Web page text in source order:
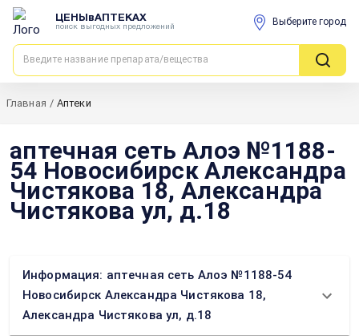
ЦЕНЫвАПТЕКАХ
поиск выгодных предложений Выберите город
Главная / Аптеки
аптечная сеть Алоэ №1188-
54 Новосибирск Александра
Чистякова 18, Александра
Чистякова ул, д.18
Информация: аптечная сеть Алоэ №1188-54
Новосибирск Александра Чистякова 18,
Александра Чистякова ул, д.18